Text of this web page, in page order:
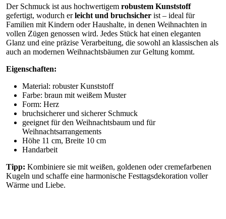
Der Schmuck ist aus hochwertigem robustem Kunststoff
gefertigt, wodurch erleicht und bruchsicher ist – ideal für
Familien mit Kindern oder Haushalte, in denen Weihnachten in
vollen Zügen genossen wird. Jedes Stück hat einen eleganten
Glanz und eine präzise Verarbeitung, die sowohl an klassischen als
auch an modernen Weihnachtsbäumen zur Geltung kommt.
Eigenschaften:
Material: robuster Kunststoff
Farbe: braun mit weißem Muster
Form: Herz
bruchsicherer und sicherer Schmuck
geeignet für den Weihnachtsbaum und für
Weihnachtsarrangements
Höhe 11 cm, Breite 10 cm
Handarbeit
Tipp: Kombiniere sie mit weißen, goldenen oder cremefarbenen
Kugeln und schaffe eine harmonische Festtagsdekoration voller
Wärme und Liebe.